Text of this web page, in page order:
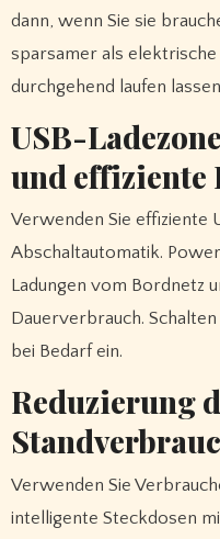
dann, wenn Sie sie
sparsamer als
durchgehend laufen
USB-
und effiziente
Verwenden Sie effiziente
Abschaltautomatik.
Ladungen vom Bordnetz
Dauerverbrauch.
bei Bedarf ein.
Reduzierung
Verwenden Sie
intelligente Steckdosen